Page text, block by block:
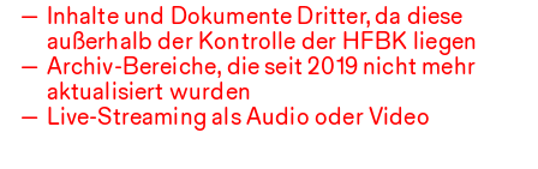
Inhalte und Dokumente Dritter, da diese
außerhalb der Kontrolle der HFBK liegen
Archiv-Bereiche, die seit2019nicht mehr
aktualisiert wurden
Live-Streaming als Audio oder Video